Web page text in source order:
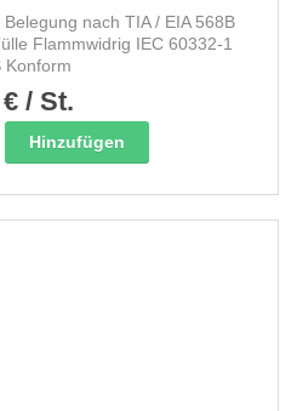
nach TIA / EIA 568B
Flammwidrig IEC 60332-1
Konform
€ / St.
Hinzufügen